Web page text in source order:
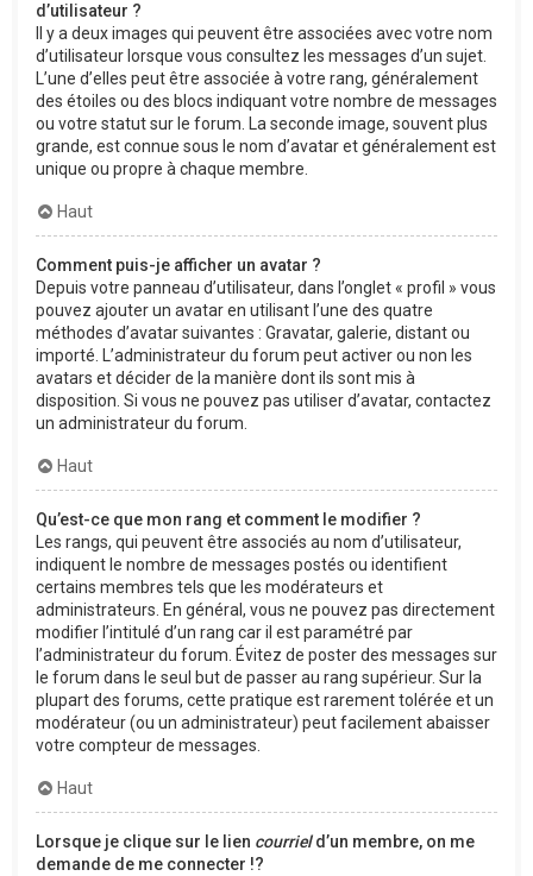
d’utilisateur ?
Il y a deux images qui peuvent être associées avec votre nom
d’utilisateur lorsque vous consultez les messages d’un sujet.
L’une d’elles peut être associée à votre rang, généralement
des étoiles ou des blocs indiquant votre nombre de messages
ou votre statut sur le forum. La seconde image, souvent plus
grande, est connue sous le nom d’avatar et généralement est
unique ou propre à chaque membre.
Haut
Comment puis-je afficher un avatar ?
Depuis votre panneau d’utilisateur, dans l’onglet « profil » vous
pouvez ajouter un avatar en utilisant l’une des quatre
méthodes d’avatar suivantes : Gravatar, galerie, distant ou
importé. L’administrateur du forum peut activer ou non les
avatars et décider de la manière dont ils sont mis à
disposition. Si vous ne pouvez pas utiliser d’avatar, contactez
un administrateur du forum.
Haut
Qu’est-ce que mon rang et comment le modifier ?
Les rangs, qui peuvent être associés au nom d’utilisateur,
indiquent le nombre de messages postés ou identifient
certains membres tels que les modérateurs et
administrateurs. En général, vous ne pouvez pas directement
modifier l’intitulé d’un rang car il est paramétré par
l’administrateur du forum. Évitez de poster des messages sur
le forum dans le seul but de passer au rang supérieur. Sur la
plupart des forums, cette pratique est rarement tolérée et un
modérateur (ou un administrateur) peut facilement abaisser
votre compteur de messages.
Haut
Lorsque je clique sur le lien courrield’un membre, on me
demande de me connecter !?